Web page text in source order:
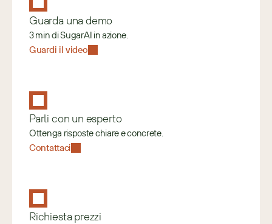
Guarda una demo
3 min di SugarAI in azione.
Guardi il video
Parli con un esperto
Ottenga risposte chiare e concrete.
Contattaci
Richiesta prezzi